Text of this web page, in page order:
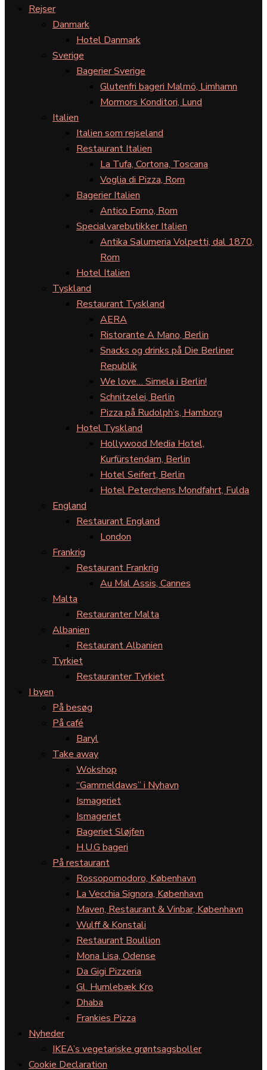
Rejser
Danmark
Hotel Danmark
Sverige
Bagerier Sverige
Glutenfri bageri Malmö, Limhamn
Mormors Konditori, Lund
Italien
Italien som rejseland
Restaurant Italien
La Tufa, Cortona, Toscana
Voglia di Pizza, Rom
Bagerier Italien
Antico Forno, Rom
Specialvarebutikker Italien
Antika Salumeria Volpetti, dal 1870,
Rom
Hotel Italien
Tyskland
Restaurant Tyskland
AERA
Ristorante A Mano, Berlin
Snacks og drinks på Die Berliner
Republik
We love… Simela i Berlin!
Schnitzelei, Berlin
Pizza på Rudolph’s, Hamborg
Hotel Tyskland
Hollywood Media Hotel,
Kurfürstendam, Berlin
Hotel Seifert, Berlin
Hotel Peterchens Mondfahrt, Fulda
England
Restaurant England
London
Frankrig
Restaurant Frankrig
Au Mal Assis, Cannes
Malta
Restauranter Malta
Albanien
Restaurant Albanien
Tyrkiet
Restauranter Tyrkiet
I byen
På besøg
På café
Baryl
Take away
Wokshop
“Gammeldaws” i Nyhavn
Ismageriet
Ismageriet
Bageriet Sløjfen
H.U.G bageri
På restaurant
Rossopomodoro, København
La Vecchia Signora, København
Maven, Restaurant & Vinbar, København
Wulff & Konstali
Restaurant Boullion
Mona Lisa, Odense
Da Gigi Pizzeria
Gl. Humlebæk Kro
Dhaba
Frankies Pizza
Nyheder
IKEA’s vegetariske grøntsagsboller
Cookie Declaration